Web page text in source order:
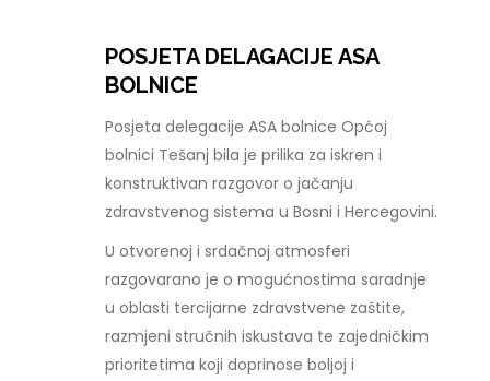
POSJETA DELAGACIJE ASA
BOLNICE
Posjeta delegacije ASA bolnice Općoj
bolnici Tešanj bila je prilika za iskren i
konstruktivan razgovor o jačanju
zdravstvenog sistema u Bosni i Hercegovini.
U otvorenoj i srdačnoj atmosferi
razgovarano je o mogućnostima saradnje
u oblasti tercijarne zdravstvene zaštite,
razmjeni stručnih iskustava te zajedničkim
prioritetima koji doprinose boljoj i